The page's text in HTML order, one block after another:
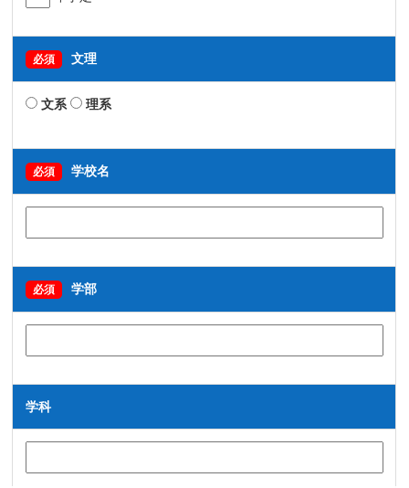
必須 文理
文系 理系
必須 学校名
必須 学部
学科